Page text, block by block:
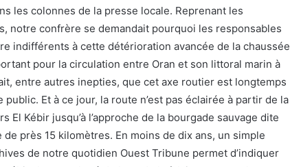
les colonnes de la presse locale. Reprenant les
notre confrère se demandait pourquoi les responsables
indifférents à cette détérioration avancée de la chaussée
pour la circulation entre Oran et son littoral marin à
entre autres inepties, que cet axe routier est longtemps
public. Et à ce jour, la route n’est pas éclairée à partir de la
El Kébir jusqu’à l’approche de la bourgade sauvage dite
de près 15 kilomètres. En moins de dix ans, un simple
de notre quotidien Ouest Tribune permet d’indiquer